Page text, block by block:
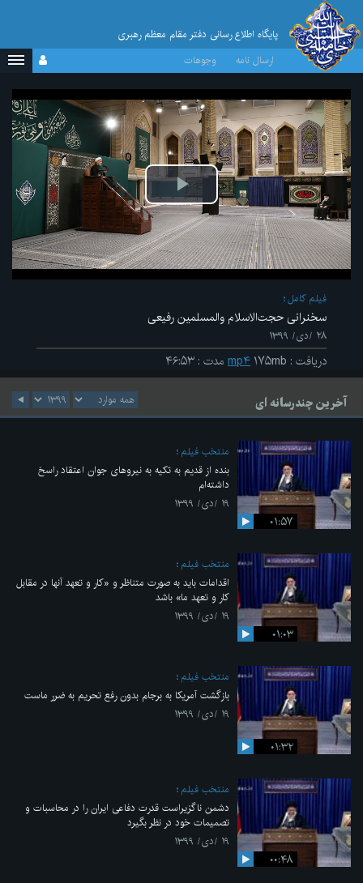
پایگاه اطلاع رسانی دفتر مقام معظم رهبری
ارسال نامه
وجوهات
پخش
ویدیو
فیلم کامل
سخنرانی حجت‌الاسلام والمسلمین رفیعی
۲۸ /دی/ ۱۳۹۹
دریافت : mp۴ ۱۷۵mb مدت : ۴۶:۵۳
آخرین چندرسانه ای
۰۱:۵۷
منتخب فیلم
بنده از قدیم به تکیه به نیروهای جوان اعتقاد راسخ
داشته‌ام
۱۹ /دی/ ۱۳۹۹
۰۱:۰۳
منتخب فیلم
اقدامات باید به صورت متناظر و «کار و تعهد آنها در مقابل
کار و تعهد ما» باشد
۱۹ /دی/ ۱۳۹۹
۰۱:۳۲
منتخب فیلم
بازگشت آمریکا به برجام بدون رفع تحریم به ضرر ماست
۱۹ /دی/ ۱۳۹۹
۰۰:۴۸
منتخب فیلم
دشمن ناگزیراست قدرت دفاعی ایران را در محاسبات و
تصمیمات خود در نظر بگیرد
۱۹ /دی/ ۱۳۹۹